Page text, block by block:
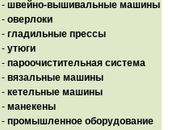
- швейно-вышивальные машины
- оверлоки
- гладильные прессы
- утюги
- пароочистительная система
- вязальные машины
- кетельные машины
- манекены
- промышленное оборудование